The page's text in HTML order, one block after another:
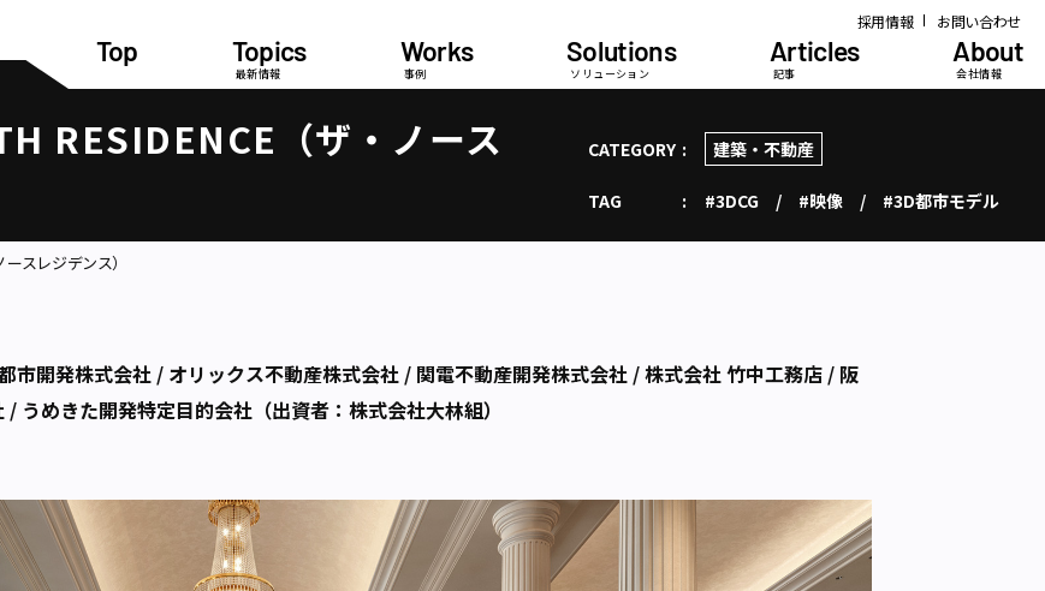
採用情報 お問い合わせ
Top Topics
最新情報
Works
事例
Solutions
ソリューション
Articles
記事
About
会社情報
RESIDENCE（ザ・ノース
CATEGORY 建築・不動産
TAG #3DCG #映像 #3D都市モデル
スレジデンス）
市開発株式会社 / オリックス不動産株式会社 / 関電不動産開発株式会社 / 株式会社 竹中工務店 / 阪
めきた開発特定目的会社（出資者：株式会社大林組）